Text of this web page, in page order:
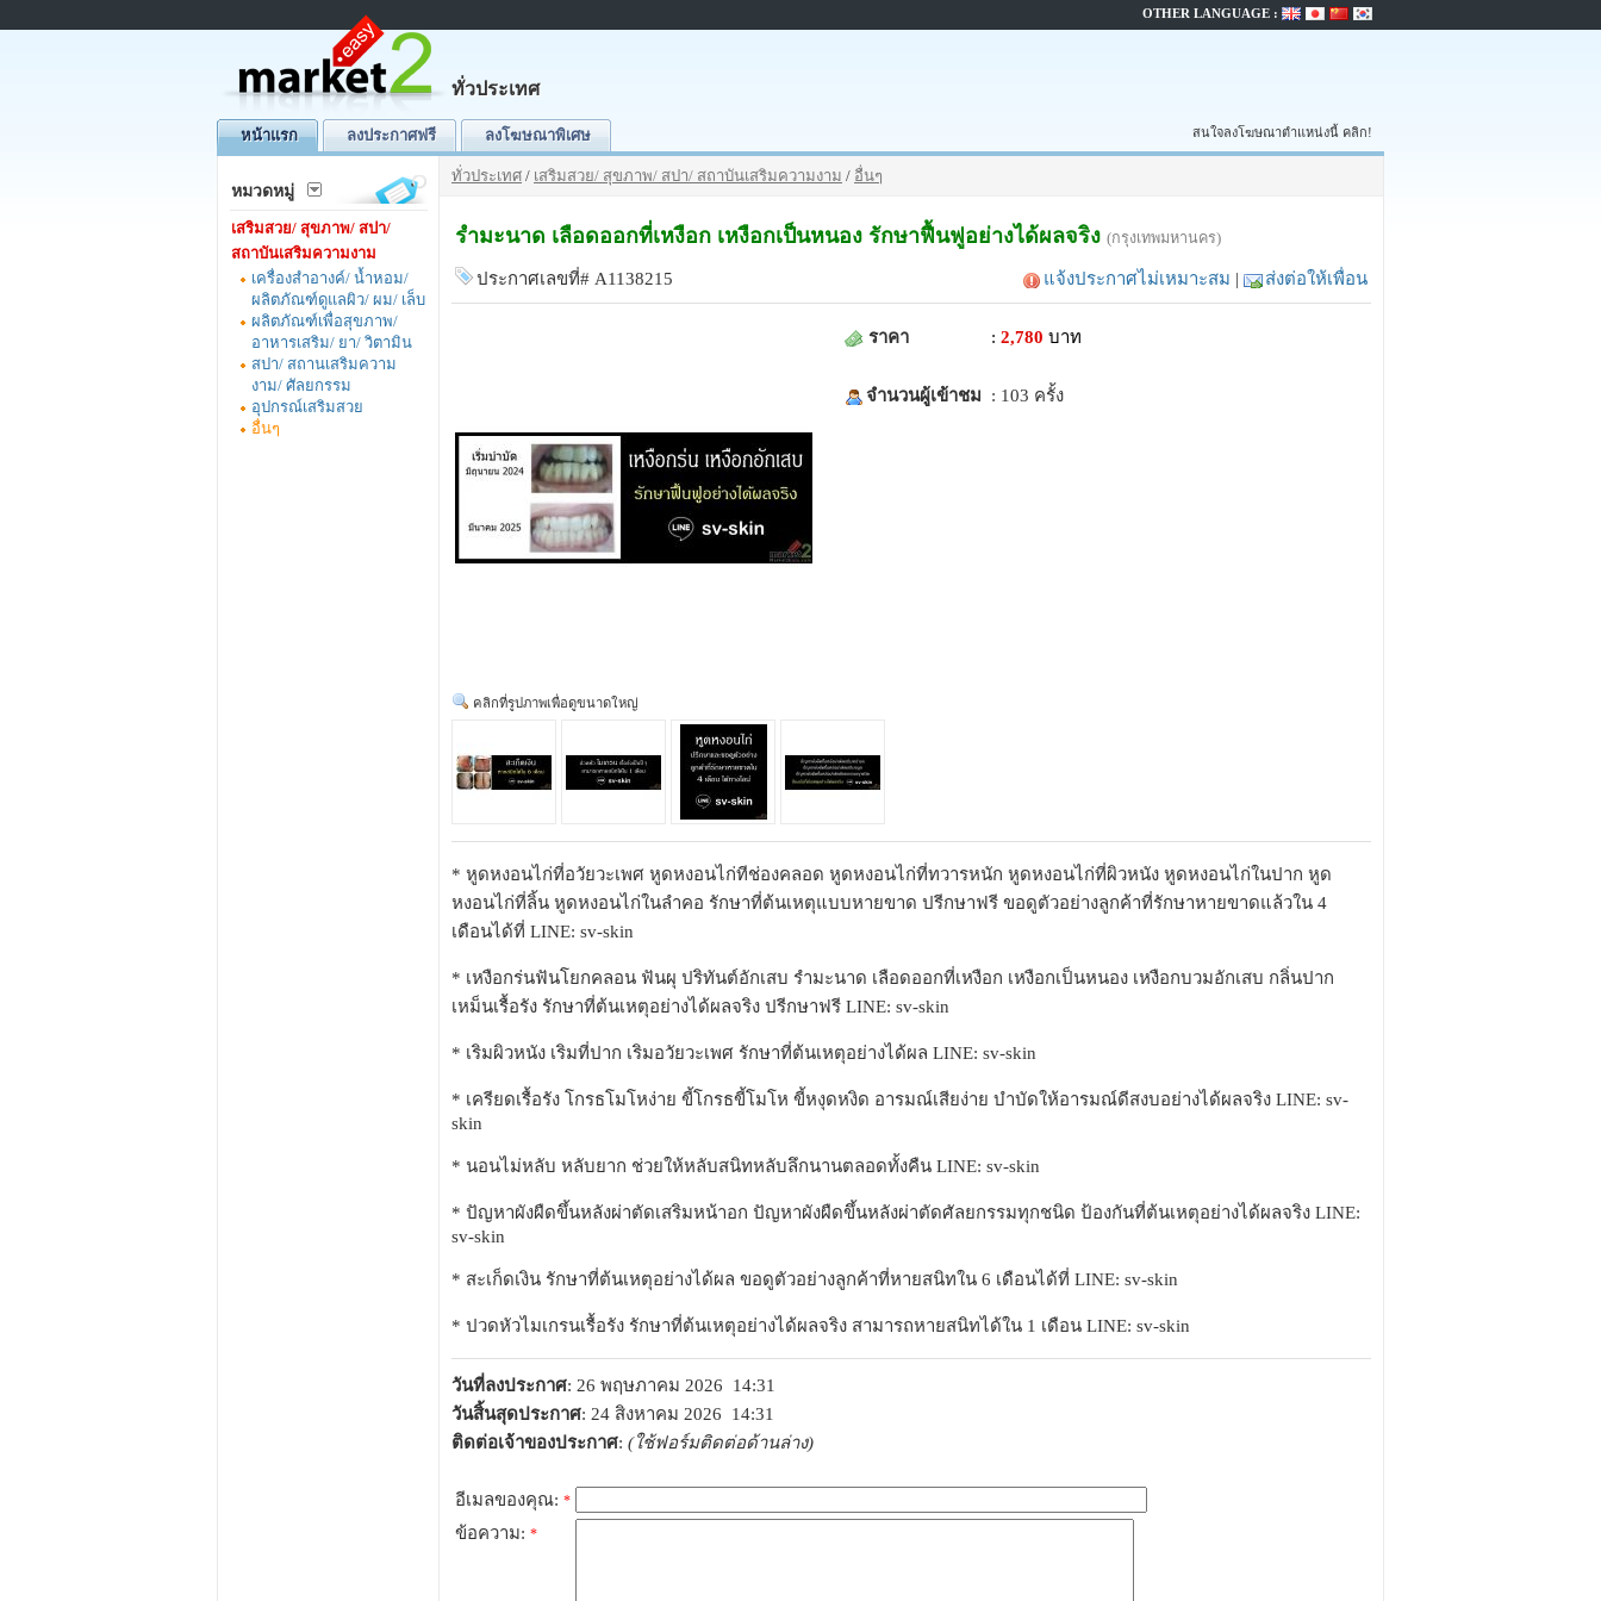
ทั่วประเทศ
สนใจลงโฆษณาตำแหน่งนี้ คลิก!
หน้าแรก ลงประกาศฟรี ลงโฆษณาพิเศษ
OTHER LANGUAGE :
หมวดหมู่
เสริมสวย/ สุขภาพ/ สปา/
สถาบันเสริมความงาม
เครื่องสำอางค์/ น้ำหอม/
ผลิตภัณฑ์ดูแลผิว/ ผม/ เล็บ
ผลิตภัณฑ์เพื่อสุขภาพ/
อาหารเสริม/ ยา/ วิตามิน
สปา/ สถานเสริมความ
งาม/ ศัลยกรรม
อุปกรณ์เสริมสวย
อื่นๆ
ทั่วประเทศ / เสริมสวย/ สุขภาพ/ สปา/ สถาบันเสริมความงาม / อื่นๆ
รำมะนาด เลือดออกที่เหงือก เหงือกเป็นหนอง รักษาฟื้นฟูอย่างได้ผลจริง (กรุงเทพมหานคร)
ประกาศเลขที่# A1138215 แจ้งประกาศไม่เหมาะสม | ส่งต่อให้เพื่อน
ราคา : 2,780 บาท
จำนวนผู้เข้าชม : 103 ครั้ง
คลิกที่รูปภาพเพื่อดูขนาดใหญ่
* หูดหงอนไก่ที่อวัยวะเพศ หูดหงอนไก่ทีช่องคลอด หูดหงอนไก่ที่ทวารหนัก หูดหงอนไก่ที่ผิวหนัง หูดหงอนไก่ในปาก หูด
หงอนไก่ที่ลิ้น หูดหงอนไก่ในลำคอ รักษาที่ต้นเหตุแบบหายขาด ปรีกษาฟรี ขอดูตัวอย่างลูกค้าที่รักษาหายขาดแล้วใน 4
เดือนได้ที่ LINE: sv-skin
* เหงือกร่นฟันโยกคลอน ฟันผุ ปริทันต์อักเสบ รำมะนาด เลือดออกที่เหงือก เหงือกเป็นหนอง เหงือกบวมอักเสบ กลิ่นปาก
เหม็นเรื้อรัง รักษาที่ต้นเหตุอย่างได้ผลจริง ปรีกษาฟรี LINE: sv-skin
* เริมผิวหนัง เริมที่ปาก เริมอวัยวะเพศ รักษาที่ต้นเหตุอย่างได้ผล LINE: sv-skin
* เครียดเรื้อรัง โกรธโมโหง่าย ขี้โกรธขี้โมโห ขี้หงุดหงิด อารมณ์เสียง่าย บำบัดให้อารมณ์ดีสงบอย่างได้ผลจริง LINE: sv-
skin
* นอนไม่หลับ หลับยาก ช่วยให้หลับสนิทหลับลึกนานตลอดทั้งคืน LINE: sv-skin
* ปัญหาผังผืดขึ้นหลังผ่าตัดเสริมหน้าอก ปัญหาผังผืดขึ้นหลังผ่าตัดศัลยกรรมทุกชนิด ป้องกันที่ต้นเหตุอย่างได้ผลจริง LINE:
sv-skin
* สะเก็ดเงิน รักษาที่ต้นเหตุอย่างได้ผล ขอดูตัวอย่างลูกค้าที่หายสนิทใน 6 เดือนได้ที่ LINE: sv-skin
* ปวดหัวไมเกรนเรื้อรัง รักษาที่ต้นเหตุอย่างได้ผลจริง สามารถหายสนิทได้ใน 1 เดือน LINE: sv-skin
วันที่ลงประกาศ: 26 พฤษภาคม 2026 14:31
วันสิ้นสุดประกาศ: 24 สิงหาคม 2026 14:31
ติดต่อเจ้าของประกาศ: (ใช้ฟอร์มติดต่อด้านล่าง)
อีเมลของคุณ: *
ข้อความ: *